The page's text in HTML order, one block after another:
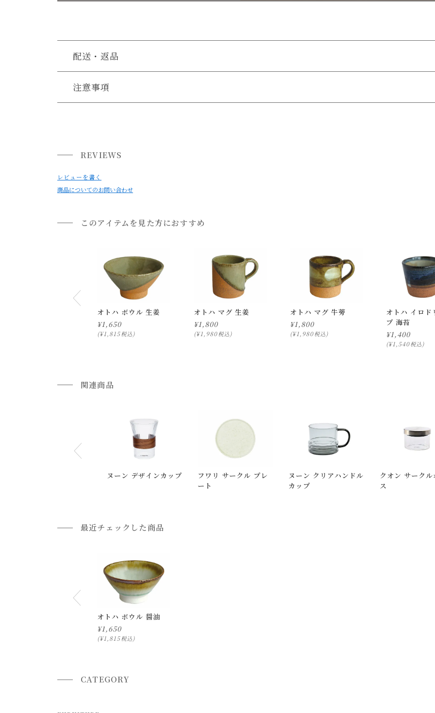
配送・返品
送料について
配送方法に関しては「
小型商品の日時・時間指定について
お届け時間帯(大型以外) は、
午前か午後かの２択のみ となります。
日曜・祝日は、時間帯指定ができません。
返品・交換について
注意事項
・洗浄する際は、スチールたわしや研磨剤入りスポンジを使用しないでください。
・使用後は食器用洗剤で洗浄し、乾燥させてから収納してください。
・ひとつひとつ手作りの為、柄、色味、風合いには個体差がございます。手作りならではの特徴をお楽しみください
REVIEWS
レビューを書く
商品についてのお問い合わせ
このアイテムを見た方におすすめ
オトハ ボウル 生姜
¥1,650
¥1,815税込
オトハ マグ 生姜
¥1,800
¥1,980税込
オトハ マグ 牛蒡
¥1,800
¥1,980税込
オトハ イロド
プ 海苔
¥1,400
¥1,540税込
関連商品
ヌーン デザインカップ
フワリ サークル プレ
ート
ヌーン クリアハンドル
カップ
クオン サークル
ス
最近チェックした商品
オトハ ボウル 醤油
¥1,650
¥1,815税込
CATEGORY